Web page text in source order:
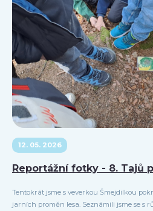
12. 05. 2026
Reportážní fotky - 8. Tajů
Tentokrát jsme s veverkou Šmejdilkou
jarních proměn lesa. Seznámili jsme se s